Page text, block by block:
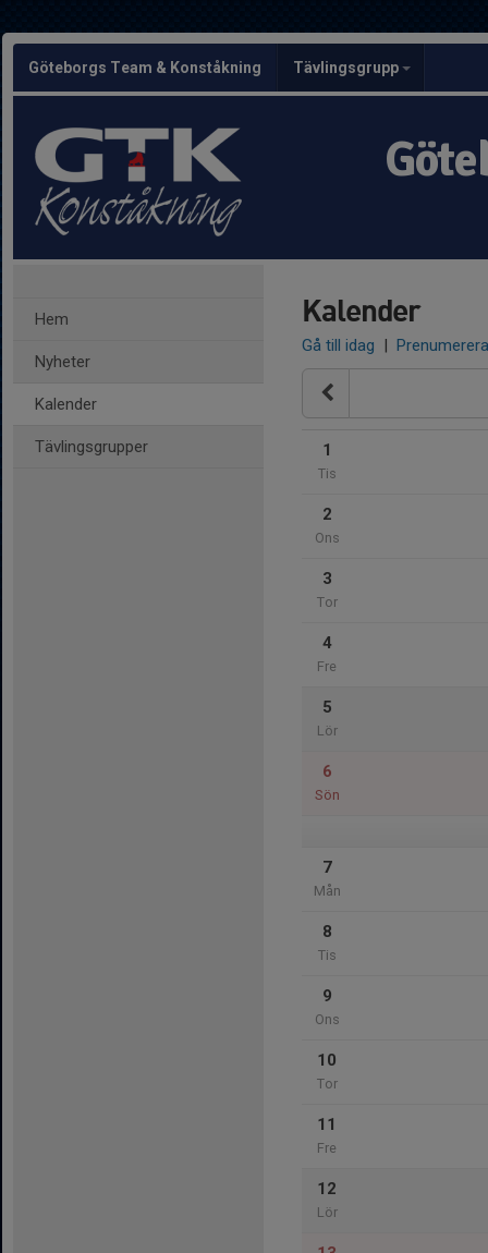
Göteborgs Team & Konståkning Tävlingsgrupp
Hem
Nyheter
Kalender
Tävlingsgrupper
Kalender
Gå till idag | Prenumerera
1
Tis
2
Ons
3
Tor
4
Fre
5
Lör
6
Sön
7
Mån
8
Tis
9
Ons
10
Tor
11
Fre
12
Lör